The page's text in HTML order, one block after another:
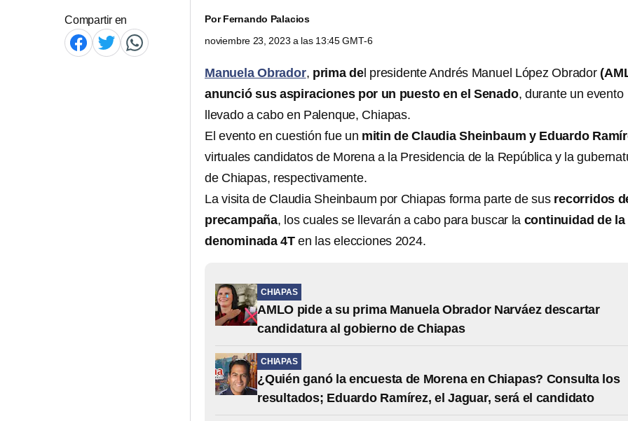
Compartir en PorFernando Palacios
noviembre 23, 2023 a las 13:45 GMT-6
Manuela Obrador, prima del presidente Andrés Manuel López Obrador
anunció sus aspiraciones por un puesto en el Senado, durante un evento
llevado a cabo en Palenque, Chiapas.
El evento en cuestión fue un mitin de Claudia Sheinbaum y Eduardo
virtuales candidatos de Morena a la Presidencia de la República y la
de Chiapas, respectivamente.
La visita de Claudia Sheinbaum por Chiapas forma parte de sus recorridos
precampaña, los cuales se llevarán a cabo para buscar la continuidad de la
denominada 4T en las elecciones 2024.
CHIAPAS
AMLO pide a su prima Manuela Obrador Narváez descartar
candidatura al gobierno de Chiapas
CHIAPAS
¿Quién ganó la encuesta de Morena en Chiapas? Consulta los
resultados; Eduardo Ramírez, el Jaguar, será el candidato